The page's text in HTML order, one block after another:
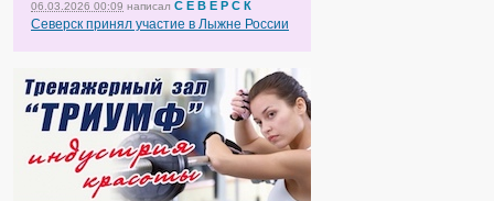
06.03.2026 00:09 написал С Е В Е Р С К
Северск принял участие в Лыжне России